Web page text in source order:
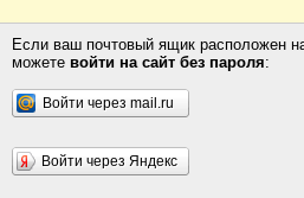
Если ваш почтовый ящик расположен
можете войти на сайт без пароля:
Войти через mail.ru
Войти через Яндекс